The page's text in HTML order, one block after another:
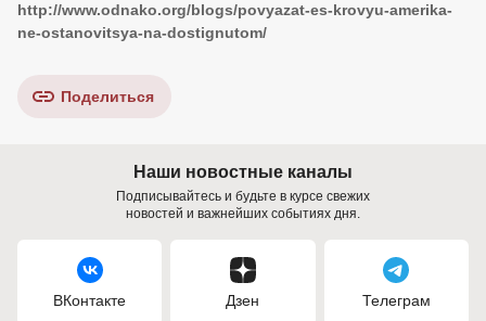
http://www.odnako.org/blogs/povyazat-es-krovyu-amerika-
ne-ostanovitsya-na-dostignutom/
Поделиться
Наши новостные каналы
Подписывайтесь и будьте в курсе свежих
новостей и важнейших событиях дня.
ВКонтакте Дзен Телеграм